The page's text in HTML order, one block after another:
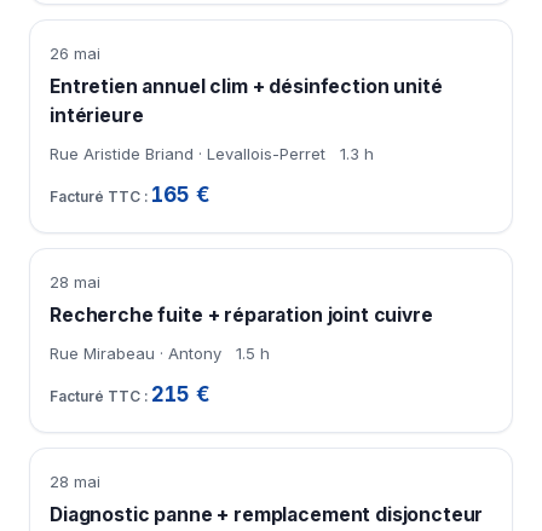
26 mai
Entretien annuel clim + désinfection unité
intérieure
Rue Aristide Briand · Levallois-Perret 1.3 h
165 €
28 mai
Recherche fuite + réparation joint cuivre
Rue Mirabeau · Antony 1.5 h
215 €
28 mai
Diagnostic panne + remplacement disjoncteur